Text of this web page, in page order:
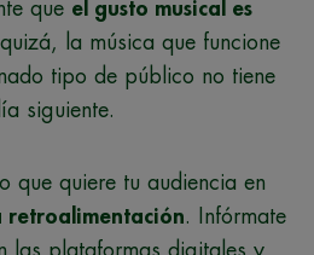
que el gusto musical es
la música que funcione
tipo de público no tiene
siguiente.
que quiere tu audiencia en
retroalimentación . Infórmate
las plataformas digitales y